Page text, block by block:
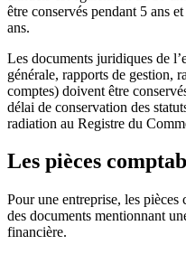
être conservés pendant 5 ans
ans.
Les documents juridiques de
générale, rapports de gestion,
comptes) doivent être
délai de conservation des
radiation au Registre du
Les pièces
Pour une entreprise, les pièces
des documents mentionnant
financière.